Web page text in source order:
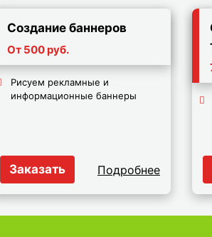
Создание баннеров
От 500 руб.
Рисуем рекламные и
информационные баннеры
Заказать Подробнее